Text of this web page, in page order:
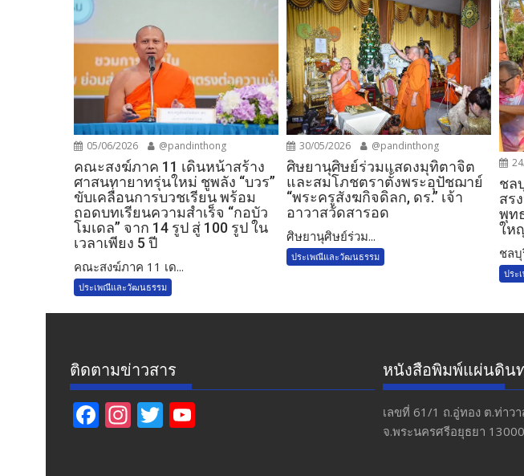
05/06/2026 @pandinthong
คณะสงฆ์ภาค 11 เดินหน้าสร้าง
ศาสนทายาทรุ่นใหม่ ชูพลัง “บวร”
ขับเคลื่อนการบวชเรียน พร้อม
ถอดบทเรียนความสำเร็จ “กอบัว
โมเดล” จาก 14 รูป สู่ 100 รูป ใน
เวลาเพียง 5 ปี
คณะสงฆ์ภาค 11 เด...
ประเพณีและวัฒนธรรม
30/05/2026 @pandinthong
ศิษยานุศิษย์ร่วมแสดงมุทิตาจิต
และสมโภชตราตั้งพระอุปัชฌาย์
“พระครูสังฆกิจดิลก, ดร.” เจ้า
อาวาสวัดสารอด
ศิษยานุศิษย์ร่วม...
ประเพณีและวัฒนธรรม
ชล
สร
พุท
ให
ชลบุ
ประ
ติดตามข่าวสาร
F In T
หนังสือพิมพ์แผ่นดิน
เลขที่ 61/1 ถ.อู่ทอง​ ต.​ท่าว
จ.พระนครศรีอยุธยา 13000